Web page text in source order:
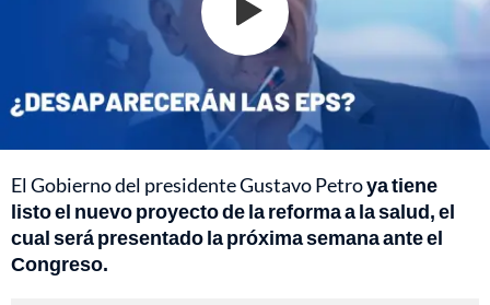
El Gobierno del presidente Gustavo Petroya tiene
listo el nuevo proyecto de la reforma a la salud, el
cual será presentado la próxima semana ante el
Congreso.